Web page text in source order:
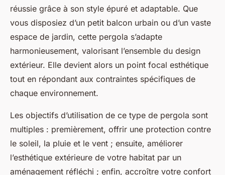
réussie grâce à son style épuré et adaptable. Que
vous disposiez d’un petit balcon urbain ou d’un vaste
espace de jardin, cette pergola s’adapte
harmonieusement, valorisant l’ensemble du design
extérieur. Elle devient alors un point focal esthétique
tout en répondant aux contraintes spécifiques de
chaque environnement.
Les objectifs d’utilisation de ce type de pergola sont
multiples : premièrement, offrir une protection contre
le soleil, la pluie et le vent ; ensuite, améliorer
l’esthétique extérieure de votre habitat par un
aménagement réfléchi ; enfin, accroître votre confort